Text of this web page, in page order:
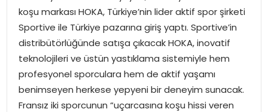
EKONOMI
MAGAZIN
DÜNYA
koşu markası HOKA, Türkiye’nin lider aktif spor şirketi
Sportive ile Türkiye pazarına giriş yaptı. Sportive’in
distribütörlüğünde satışa çıkacak HOKA, inovatif
teknolojileri ve üstün yastıklama sistemiyle hem
profesyonel sporculara hem de aktif yaşamı
benimseyen herkese yepyeni bir deneyim sunacak.
Fransız iki sporcunun “uçarcasına koşu hissi veren